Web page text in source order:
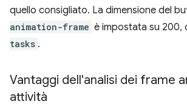
quello consigliato. La dimensione del
animation-frame è impostata su 200,
tasks .
Vantaggi dell'analisi dei frame
attività